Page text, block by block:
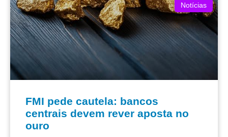
Notícias
FMI pede cautela: bancos
centrais devem rever aposta no
ouro